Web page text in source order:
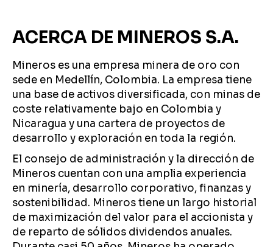
ACERCA DE MINEROS S.A.
Mineros es una empresa minera de oro con
sede en Medellín, Colombia. La empresa tiene
una base de activos diversificada, con minas de
coste relativamente bajo en Colombia y
Nicaragua y una cartera de proyectos de
desarrollo y exploración en toda la región.
El consejo de administración y la dirección de
Mineros cuentan con una amplia experiencia
en minería, desarrollo corporativo, finanzas y
sostenibilidad. Mineros tiene un largo historial
de maximización del valor para el accionista y
de reparto de sólidos dividendos anuales.